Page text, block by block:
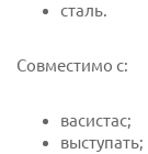
сталь.
Совместимо с:
васистас;
выступать;